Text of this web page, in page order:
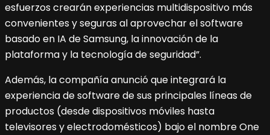
esfuerzos crearán experiencias multidispositivo más
convenientes y seguras al aprovechar el software
basado en IA de Samsung, la innovación de la
plataforma y la tecnología de seguridad”.
Además, la compañía anunció que integrará la
experiencia de software de sus principales líneas de
productos (desde dispositivos móviles hasta
televisores y electrodomésticos) bajo el nombre One